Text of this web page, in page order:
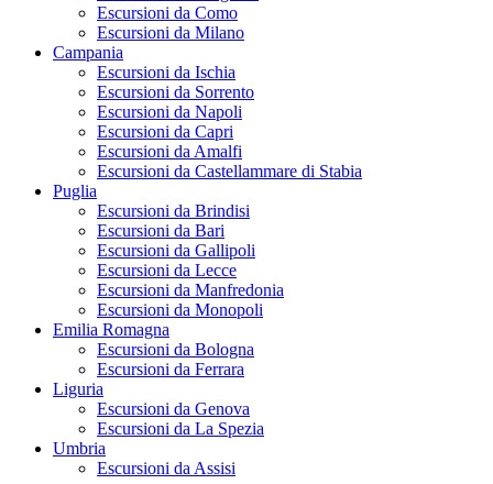
Escursioni da Como
Escursioni da Milano
Campania
Escursioni da Ischia
Escursioni da Sorrento
Escursioni da Napoli
Escursioni da Capri
Escursioni da Amalfi
Escursioni da Castellammare di Stabia
Puglia
Escursioni da Brindisi
Escursioni da Bari
Escursioni da Gallipoli
Escursioni da Lecce
Escursioni da Manfredonia
Escursioni da Monopoli
Emilia Romagna
Escursioni da Bologna
Escursioni da Ferrara
Liguria
Escursioni da Genova
Escursioni da La Spezia
Umbria
Escursioni da Assisi